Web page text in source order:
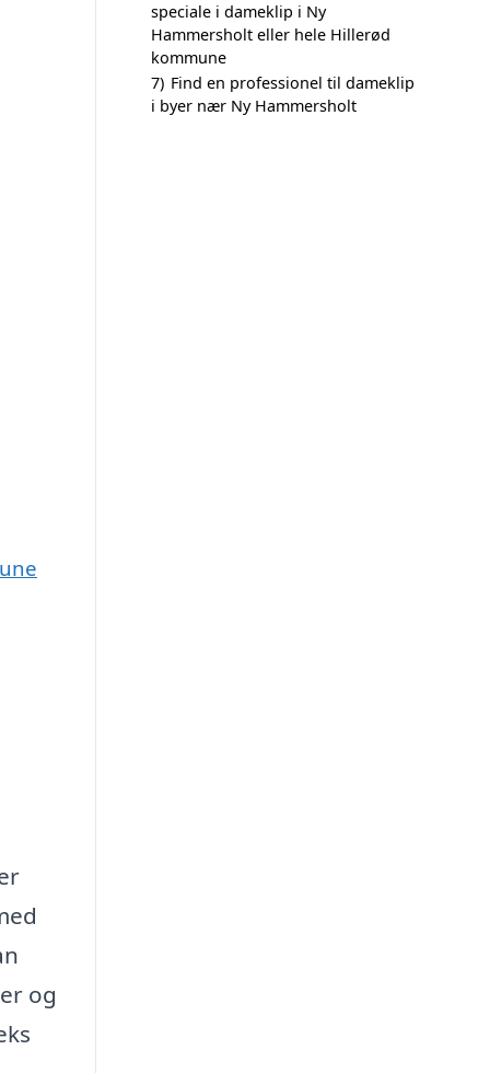
og
speciale i dameklip i Ny
Hammersholt eller hele Hillerød
kommune
7) Find en professionel til dameklip
i byer nær Ny Hammersholt